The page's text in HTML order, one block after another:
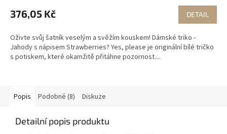
376,05 Kč DETAIL
Oživte svůj šatník veselým a svěžím kouskem! Dámské triko -
Jahody s nápisem Strawberries? Yes, please je originální bílé tričko
s potiskem, které okamžitě přitáhne pozornost....
Popis Podobné (8) Diskuze
Detailní popis produktu